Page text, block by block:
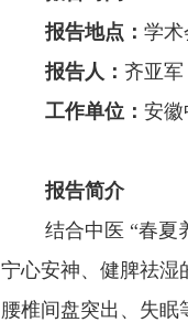
报告地点 ： 学术
报告人 ： 齐亚军
工作单位 ： 安徽
报告简介
结合中医 “春夏养
宁心安神、健脾祛湿
腰椎间盘突出、失眠